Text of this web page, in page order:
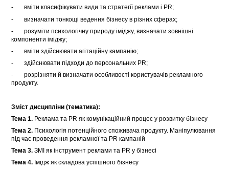
- вміти класифікувати види та стратегії реклами і PR;
- визначати тонкощі ведення бізнесу в різних сферах;
- розуміти психологічну природу іміджу, визначати зовнішні
компоненти іміджу;
- вміти здійснювати агітаційну кампанію;
- здійснювати підходи до персональних PR;
- розрізняти й визначати особливості користувачів рекламного
продукту.
Зміст дисципліни (тематика):
Тема 1. Реклама та PR як комунікаційний процес у розвитку бізнесу
Тема 2. Психологія потенційного споживача продукту. Маніпулювання
під час проведення рекламної та PR кампаній
Тема 3.ЗМІ як інструмент реклами та PR у бізнесі
Тема 4. Імідж як складова успішного бізнесу